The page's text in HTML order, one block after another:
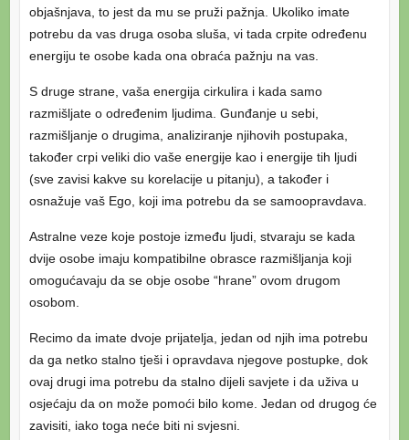
objašnjava, to jest da mu se pruži pažnja. Ukoliko imate
potrebu da vas druga osoba sluša, vi tada crpite određenu
energiju te osobe kada ona obraća pažnju na vas.
S druge strane, vaša energija cirkulira i kada samo
razmišljate o određenim ljudima. Gunđanje u sebi,
razmišljanje o drugima, analiziranje njihovih postupaka,
također crpi veliki dio vaše energije kao i energije tih ljudi
(sve zavisi kakve su korelacije u pitanju), a također i
osnažuje vaš Ego, koji ima potrebu da se samoopravdava.
Astralne veze koje postoje između ljudi, stvaraju se kada
dvije osobe imaju kompatibilne obrasce razmišljanja koji
omogućavaju da se obje osobe “hrane” ovom drugom
osobom.
Recimo da imate dvoje prijatelja, jedan od njih ima potrebu
da ga netko stalno tješi i opravdava njegove postupke, dok
ovaj drugi ima potrebu da stalno dijeli savjete i da uživa u
osjećaju da on može pomoći bilo kome. Jedan od drugog će
zavisiti, iako toga neće biti ni svjesni.